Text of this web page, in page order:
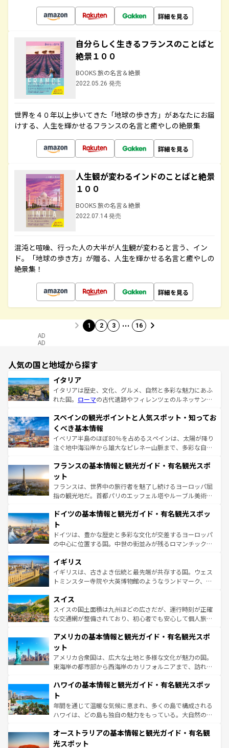
詳細を見る
自分らしく生きるフランスのことばと
絶景１００
BOOKS 旅の名言＆絶景
2022.05.26 発売
世界を４０年以上歩いてきた「地球の歩き方」があなたにお届
けする、人生を輝かせるフランスの名言と癒やしの絶景集
詳細を見る
人生観が変わるインドのことばと絶景
１００
BOOKS 旅の名言＆絶景
2022.07.14 発売
混沌と喧噪、行った人の大半が人生観が変わると言う、イン
ド。「地球の歩き方」が贈る、人生を輝かせる名言と癒やしの
絶景集！
詳細を見る
1 2 3 … 16
AD
AD
人気の国と地域から探す
イタリア
イタリアは歴史、文化、グルメ、自然と多彩な魅力にあふ
れた国。 ローマの古代遺跡やフィレンツェのルネッサンス
ろん、トスカーナの美しい田園風景やアマルフィ海岸の絶
景など、自然景観も見逃せない。観光の合間には、本場の
ピザやパスタなど、絶品のイタリア料理を堪能することも
できる。朝目覚めてから夜眠るまで、すべての瞬間を楽し
なお、新着のイタリア情報はコンテンツ一覧を参照してほ
しい。
スペインの観光ポイントと人気スポット・知ってお
くべき基本情報
イベリア半島のほぼ80％を占めるスペインは、太陽が降り
注ぐ地中海沿岸から雄大なピレネー山脈まで、多彩な自然
文化が根付くこの国では、情熱的なフラメンコ、熱気あふ
れる闘牛、そして美味しいタパスが生活の一部となってい
る。首都マドリードの洗練された雰囲気や、バルセロナの
アートに溢れた街角から、地方では古代ローマ遺跡や中世
せる。地方によって風土や気候が異なるスペインはその個
ンテンツ一覧 を参照してほしい。
フランスの基本情報と観光ガイド・有名観光スポ
ット
フランスは、世界中の旅行者を魅了し続けるヨーロッパ屈
指の観光地だ。首都パリのエッフェル塔やルーブル美術館
で、幅広い魅力が詰まっている。華麗な宮殿、歴史的な大
聖堂、美しいビーチ、そして豊かな自然が、訪れる者を心
から魅了する。また、フランスは美食の国としても知ら
れ、フランス料理はユネスコ無形文化遺産にも登録されて
香り高いラベンダー畑など、多彩な楽しみ方が可能だ。さ
らに、パリ以外の地域にも魅力が溢れており、どの街角に
も豊かな歴史と文化が息づいている。パリ以外の個性あふ
を参照してほしい。
ドイツの基本情報と観光ガイド・有名観光スポッ
ト
ドイツは、豊かな歴史と多彩な文化が交差するヨーロッパ
の中心に位置する国。中世の街並みが残るロマンチック街
顔を持つこの国は、どこを歩いても飽きることがない。ベ
ルリンの文化的活気、バイエルン州のアルプスの絶景、そ
してライン川沿いのワイン畑といった風景は必見。ビール
は、お酒好きな人にはぜひ体験してほしい。 なお、新着の
ドイツ情報はコンテンツ一覧を参照してほしい。
イギリス
イギリスは、古きよき伝統と最先端が共存する国。ウェス
トミンスター寺院や大英博物館のようなランドマーク、歴
リアごとに異なる魅力がある。また、優雅なアフタヌーン
ティー、ビール好きにはたまらない英国パブ、サッカー観
戦など、本場だからこそできる体験も豊富。イギリスを旅
ンツ一覧を参照してほしい。
スイス
スイスの国土面積は九州ほどの広さだが、運行時刻が正確
な交通網が整備されており、初心者でも安心して個人旅行
の建物がそのまま残る町や、スイスならではのユニークな
博物館もあり、アルプス観光だけでなく町歩きも満喫する
ことができる。国民の所得が高いため物価も高いが、旅行
者向けの交通パス提供のサービスもあり、うまく活用すれ
着のスイス情報はコンテンツ一覧を参照してほしい。
アメリカの基本情報と観光ガイド・有名観光スポ
ット
アメリカ合衆国は、広大な土地と多様な文化が魅力の国。
東海岸の都市部から西海岸のカリフォルニアまで、訪れる
のような巨大都市は、観光、ショッピング、エンターテイ
ンメントが詰まった刺激的なスポットだ。一方、アメリカ
西部には大自然が広がり、グランドキャニオンやイエロー
ストーン国立公園といった絶景が堪能できる。さらに、南
文化が魅力。旅行者はアメリカの各地域で異なる魅力を楽
しみながら、その多様性と豊かな歴史を感じることができ
ハワイの基本情報と観光ガイド・有名観光スポッ
ト
年間を通じて温暖な気候に恵まれ、多くの島で構成される
ハワイは、どの島も独自の魅力をもっている。大自然の神
ワイ島は見逃せない。また、定番の観光地といえばオアフ
島だが、静かな自然を求めるならマウイ島やカウアイ島が
オーストラリアの基本情報と観光ガイド・有名観
光スポット